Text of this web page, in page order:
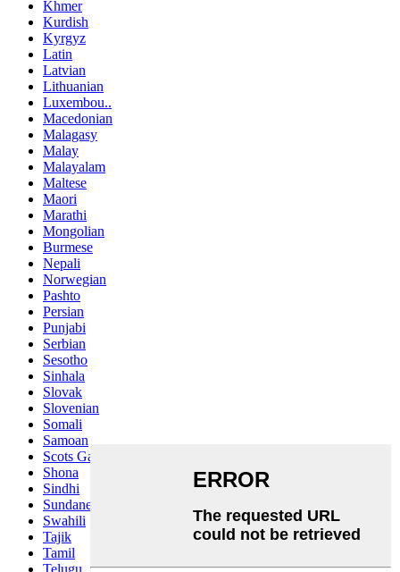
Khmer
Kurdish
Kyrgyz
Latin
Latvian
Lithuanian
Luxembou..
Macedonian
Malagasy
Malay
Malayalam
Maltese
Maori
Marathi
Mongolian
Burmese
Nepali
Norwegian
Pashto
Persian
Punjabi
Serbian
Sesotho
Sinhala
Slovak
Slovenian
Somali
Samoan
Scots Gaelic
Shona
Sindhi
Sundanese
Swahili
Tajik
Tamil
Telugu